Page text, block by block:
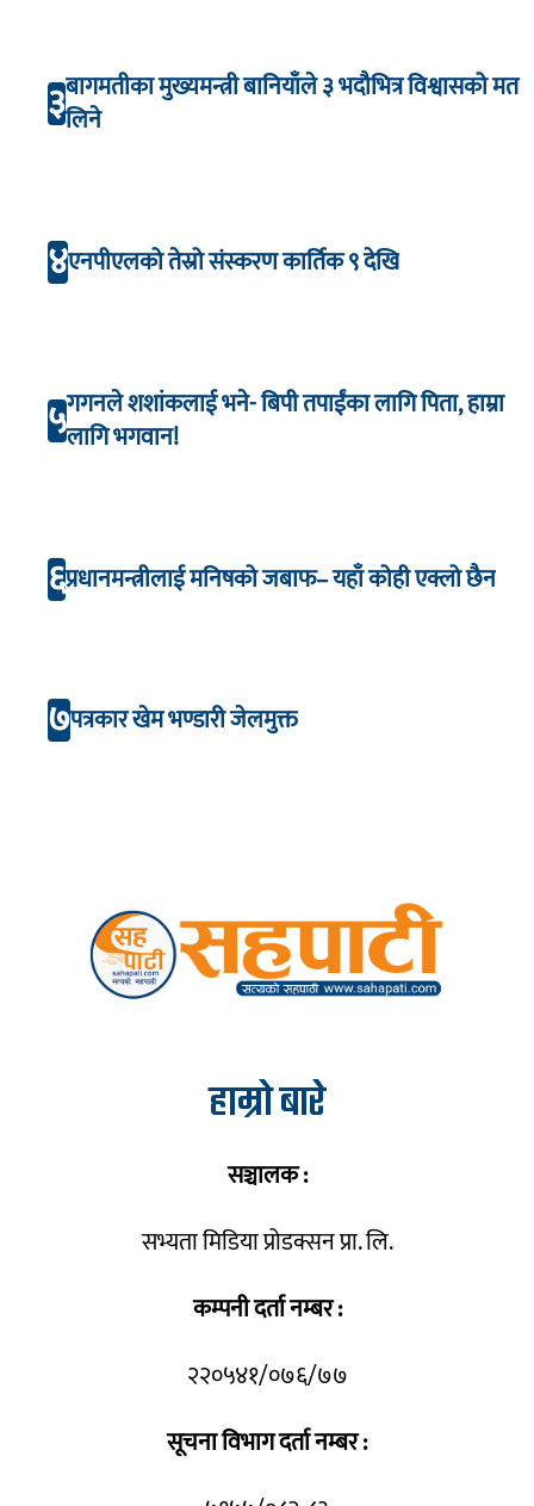
३बागमतीका मुख्यमन्त्री बानियाँले ३ भदौभित्र विश्वासको मत
लिने
४एनपीएलको तेस्रो संस्करण कार्तिक ९ देखि
५गगनले शशांकलाई भने- बिपी तपाईंका लागि पिता, हाम्रा
लागि भगवान!
६प्रधानमन्त्रीलाई मनिषको जबाफ– यहाँ कोही एक्लो छैन
७पत्रकार खेम भण्डारी जेलमुक्त
हाम्रो बारे
सञ्चालक :
सभ्यता मिडिया प्रोडक्सन प्रा. लि.
कम्पनी दर्ता नम्बर :
२२०५४१/०७६/७७
सूचना विभाग दर्ता नम्बर :